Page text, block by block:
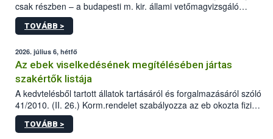
csak részben – a budapesti m. kir. állami vetőmagvizsgáló
állomás a Kis Rókus utca 15. szám alatti, Czigler Győző által
tervezett új épületébe.
TOVÁBB >
2026. július 6, hétfő
Az ebek viselkedésének megítélésében jártas
szakértők listája
A kedvtelésből tartott állatok tartásáról és forgalmazásáról szóló
41/2010. (II. 26.) Korm.rendelet szabályozza az eb okozta fizikai
sérülés, illetve ennek veszélye keletkezésekor felmerülő
hatósági feladatokat, valamint a veszélyes eb tartását és annak
TOVÁBB >